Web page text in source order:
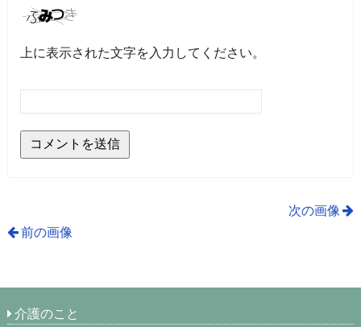
上に表示された文字を入力してください。
次の画像
前の画像
介護のこと